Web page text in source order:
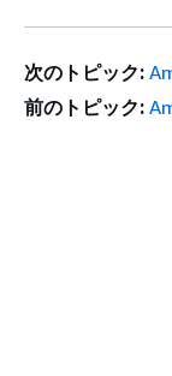
次のトピック:
前のトピック: